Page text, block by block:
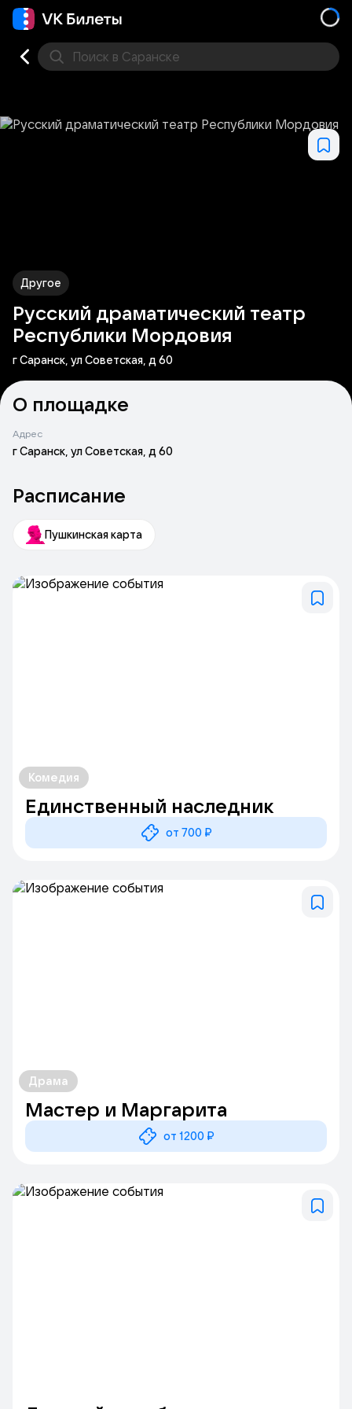
Поиск в Саранске
Другое
Русский драматический театр
Республики Мордовия
г Саранск, ул Советская, д 60
О площадке
Адрес
г Саранск, ул Советская, д 60
Расписание
Пушкинская карта
Комедия
Единственный наследник
от 700 ₽
Драма
Мастер и Маргарита
от 1200 ₽